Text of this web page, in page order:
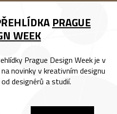
PRAGUE
WEEK
Prague Design Week je v
novinky v kreativním designu
designérů a studií.